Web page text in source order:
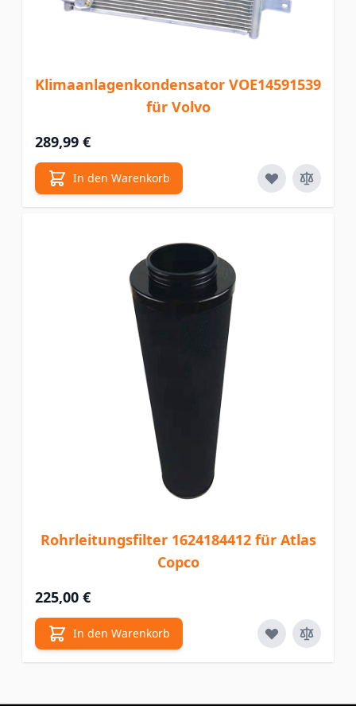
Klimaanlagenkondensator VOE14591539
für Volvo
289,99 €
In den Warenkorb
Rohrleitungsfilter 1624184412 für Atlas
Copco
225,00 €
In den Warenkorb